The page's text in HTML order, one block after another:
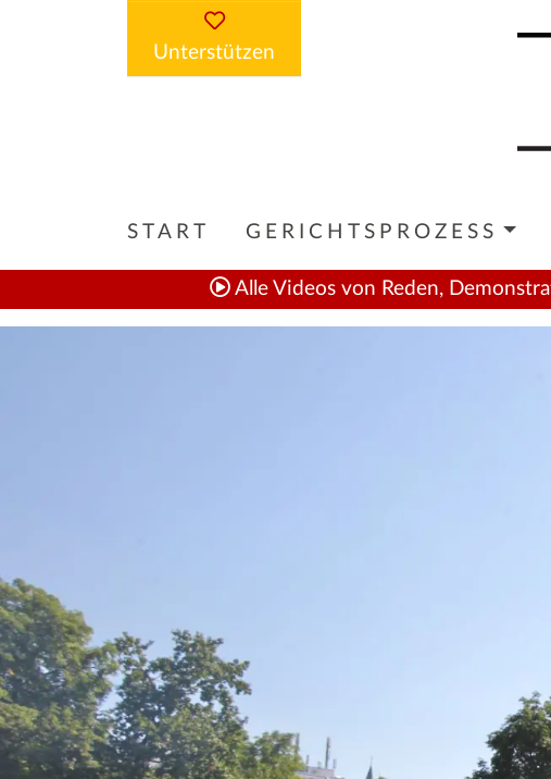
Unterstützen
START GERICHTSPROZESS
Alle Videos von Reden,